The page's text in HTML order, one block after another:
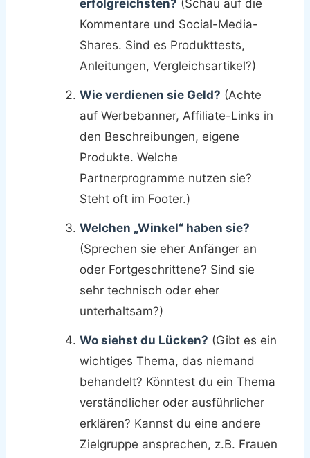
erfolgreichsten? (Schau auf die
Kommentare und Social-Media-
Shares. Sind es Produkttests,
Anleitungen, Vergleichsartikel?)
Wie verdienen sie Geld? (Achte
auf Werbebanner, Affiliate-Links in
den Beschreibungen, eigene
Produkte. Welche
Partnerprogramme nutzen sie?
Steht oft im Footer.)
Welchen „Winkel“ haben sie?
(Sprechen sie eher Anfänger an
oder Fortgeschrittene? Sind sie
sehr technisch oder eher
unterhaltsam?)
Wo siehst du Lücken? (Gibt es ein
wichtiges Thema, das niemand
behandelt? Könntest du ein Thema
verständlicher oder ausführlicher
erklären? Kannst du eine andere
Zielgruppe ansprechen, z.B. Frauen